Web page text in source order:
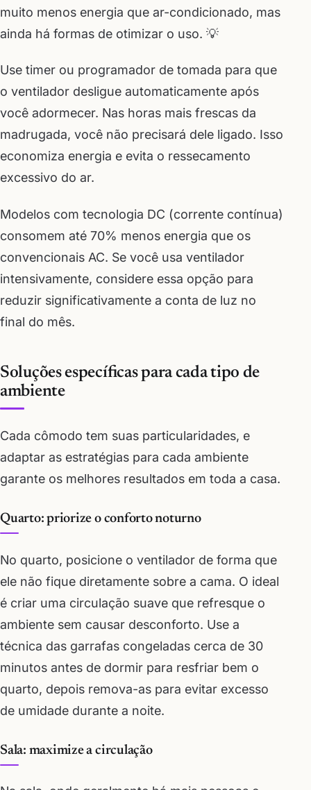
muito menos energia que ar-condicionado, mas
ainda há formas de otimizar o uso. 💡
Use timer ou programador de tomada para que
o ventilador desligue automaticamente após
você adormecer. Nas horas mais frescas da
madrugada, você não precisará dele ligado. Isso
economiza energia e evita o ressecamento
excessivo do ar.
Modelos com tecnologia DC (corrente contínua)
consomem até 70% menos energia que os
convencionais AC. Se você usa ventilador
intensivamente, considere essa opção para
reduzir significativamente a conta de luz no
final do mês.
Soluções específicas para cada tipo de
ambiente
Cada cômodo tem suas particularidades, e
adaptar as estratégias para cada ambiente
garante os melhores resultados em toda a casa.
Quarto: priorize o conforto noturno
No quarto, posicione o ventilador de forma que
ele não fique diretamente sobre a cama. O ideal
é criar uma circulação suave que refresque o
ambiente sem causar desconforto. Use a
técnica das garrafas congeladas cerca de 30
minutos antes de dormir para resfriar bem o
quarto, depois remova-as para evitar excesso
de umidade durante a noite.
Sala: maximize a circulação